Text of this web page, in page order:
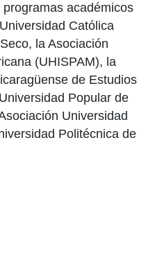
académicos
Católica
la Asociación
(UHISPAM), la
de Estudios
Popular de
Universidad
Politécnica de